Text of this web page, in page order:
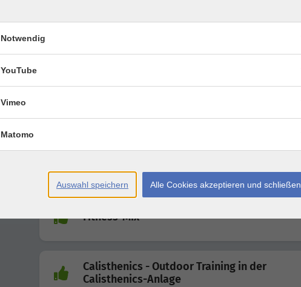
Tiefenwirksames Muskeltraining
Fitness-Mix
Calisthenics - Outdoor Training in der
Calisthenics-Anlage
Notwendig
YouTube
Vimeo
Matomo
Auswahl speichern Alle Cookies akzeptieren und schließen